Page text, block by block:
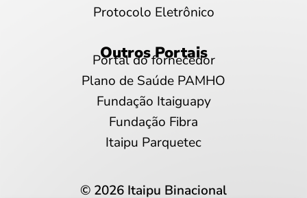
Protocolo Eletrônico
Outros Portais
Portal do fornecedor
Plano de Saúde PAMHO
Fundação Itaiguapy
Fundação Fibra
Itaipu Parquetec
© 2026 Itaipu Binacional